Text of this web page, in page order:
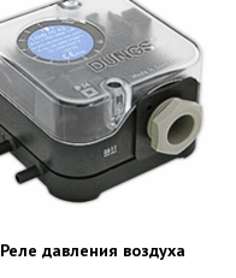
Реле давления воздуха